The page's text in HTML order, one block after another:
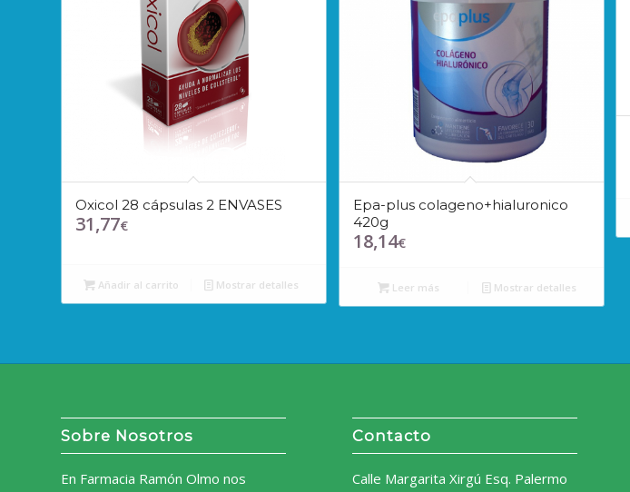
Oxicol 28 cápsulas 2 ENVASES
31,77€
Añadir al carrito Mostrar detalles
Epa-plus colageno+hialuronico
420g
18,14€
Leer más Mostrar detalles
Sobre Nosotros
En Farmacia Ramón Olmo nos
Contacto
Calle Margarita Xirgú Esq. Palermo